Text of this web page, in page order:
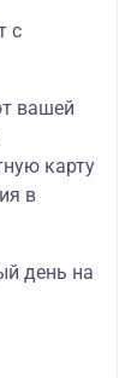
с
вашей
карту
в
день на